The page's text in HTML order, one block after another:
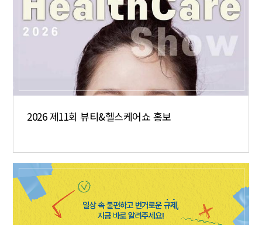
2026 제11회 뷰티&헬스케어쇼 홍보